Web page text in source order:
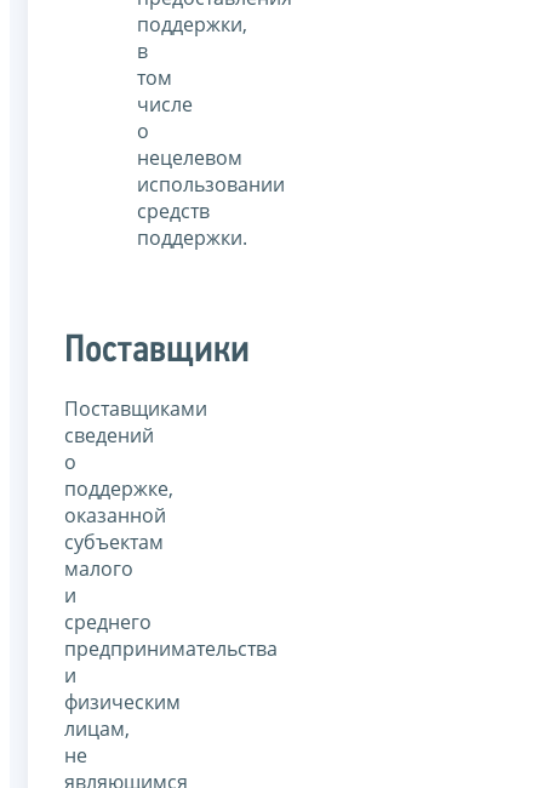
поддержки,
в
том
числе
о
нецелевом
использовании
средств
поддержки.
Поставщики
Поставщиками
сведений
о
поддержке,
оказанной
субъектам
малого
и
среднего
предпринимательства
и
физическим
лицам,
не
являющимся